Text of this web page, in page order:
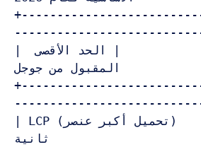
المقبول من جوجل                 |
| LCP (تحميل أكبر عنصر)     | أقل من 2.5
ثانية                           |